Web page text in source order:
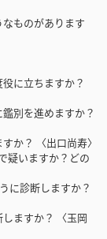
ものがあります
に立ちますか？
別を進めますか？
か？ 〈出口尚寿〉
疑いますか？どの
診断しますか？
ますか？ 〈玉岡